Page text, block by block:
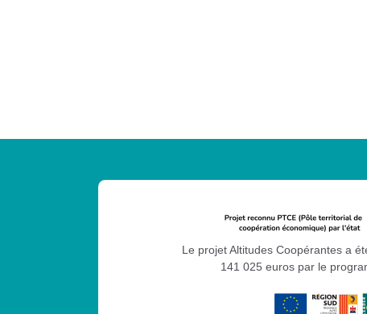
Le projet Altitudes Coopérantes a
141 025 euros par le